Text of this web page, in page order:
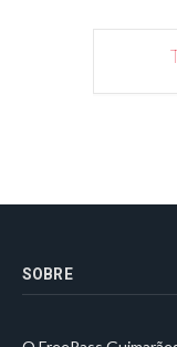
SOBRE